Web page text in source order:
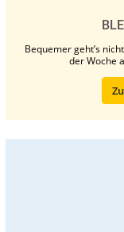
Bequemer geht’s
der Woche